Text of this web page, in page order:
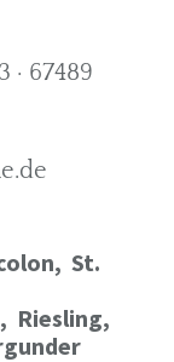
· 67489
St.
Riesling,